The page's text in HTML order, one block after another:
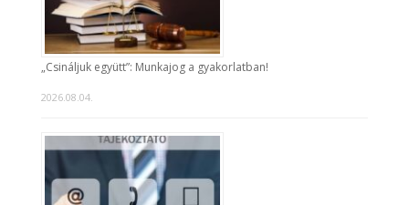
„Csináljuk együtt”: Munkajog a gyakorlatban!
2026.08.04.